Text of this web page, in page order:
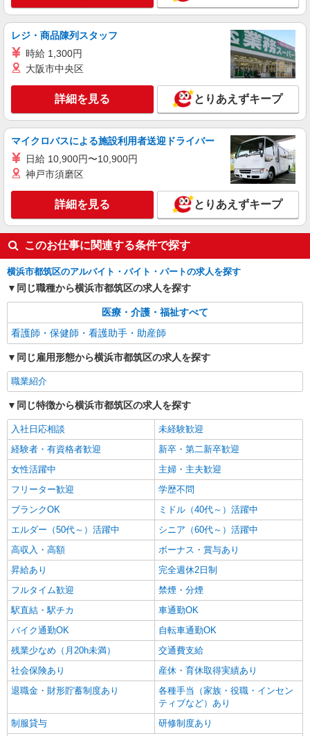
歓迎 ・認知症介護基礎研修 ・初任者研修 ・実務
者研修 ・介護福祉士 など
株式会社kotrio /●YK-H-1902149
センター南駅のサ高住＊シフト融通が利くため
子育て世代から人気
時給2400円〜3000円 ＜日払い有/週払い有/交
横浜市都筑区 センター南駅スグ
キープ 詳細を見る
株式会社トラストグロース 新宿本社 第2営業部
時給：2100円〜2300円 ※資格や経験などに
よる
神奈川県横浜市都筑区
キープ 詳細を見る
職業紹介
株式会社kotrio /●YK-S-2114599
センター南駅★時短勤務OK！病院のサポート
STAFF☆15時退勤も可♪
時給1550円〜2312円 ＜交通費全支給(ガソリ
ン代含む)＞
キープ
レジ・商品陳列スタッフ
時給 1,300円
大阪市中央区
詳細を見る とりあえずキープ
マイクロバスによる施設利用者送迎ドライバー
日給 10,900円〜10,900円
神戸市須磨区
詳細を見る とりあえずキープ
このお仕事に関連する条件で探す
横浜市都筑区のアルバイト・バイト・パートの求人を探す
同じ職種から横浜市都筑区の求人を探す
医療・介護・福祉すべて
看護師・保健師・看護助手・助産師
同じ雇用形態から横浜市都筑区の求人を探す
職業紹介
同じ特徴から横浜市都筑区の求人を探す
入社日応相談
未経験歓迎
経験者・有資格者歓迎
新卒・第二新卒歓迎
女性活躍中
主婦・主夫歓迎
フリーター歓迎
学歴不問
ブランクOK
ミドル（40代～）活躍中
エルダー（50代～）活躍中
シニア（60代～）活躍中
高収入・高額
ボーナス・賞与あり
昇給あり
完全週休2日制
フルタイム歓迎
禁煙・分煙
駅直結・駅チカ
車通勤OK
バイク通勤OK
自転車通勤OK
残業少なめ（月20h未満）
交通費支給
社会保険あり
産休・育休取得実績あり
退職金・財形貯蓄制度あり
各種手当（家族・役職・インセン
ティブなど）あり
制服貸与
研修制度あり